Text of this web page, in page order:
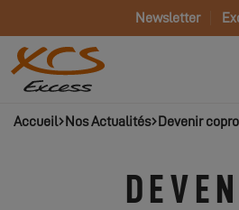
Newsletter
Accueil Nos Actualités Devenir